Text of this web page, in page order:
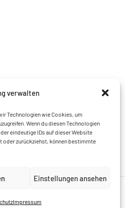
verwalten
Technologien wie Cookies, um
Wenn du diesen Technologien
eindeutige IDs auf dieser Website
oder zurückziehst, können bestimmte
Einstellungen ansehen
Impressum